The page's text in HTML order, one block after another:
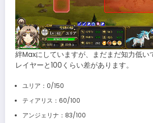
絆Maxにしていますが、まだまだ知力低い
レイヤーと100くらい差があります。
ユリア：0/150
ティアリス：60/100
アンジェリナ：83/100